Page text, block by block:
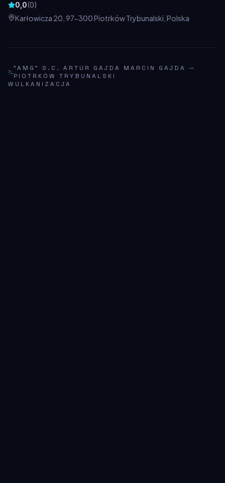
0,0(0)
Karłowicza 20, 97-300 Piotrków Trybunalski, Polska
"AMG" S.C. ARTUR GAJDA MARCIN GAJDA
—
PIOTRKÓW TRYBUNALSKI
WULKANIZACJA